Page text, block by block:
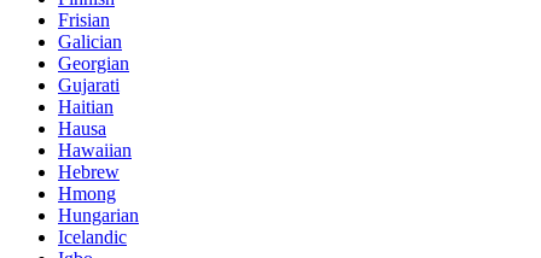
Frisian
Galician
Georgian
Gujarati
Haitian
Hausa
Hawaiian
Hebrew
Hmong
Hungarian
Icelandic